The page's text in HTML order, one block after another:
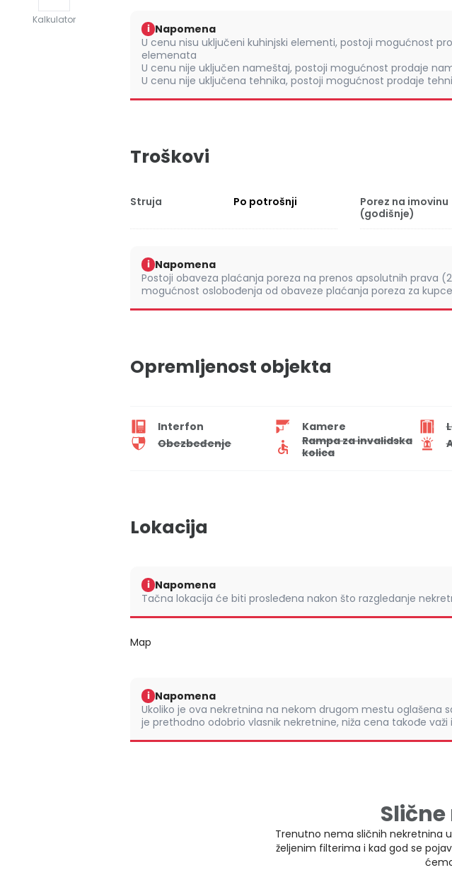
Kalkulator
i Napomena
U cenu nisu uključeni kuhinjski elementi, postoji mogućnost
elemenata
U cenu nije uključen nameštaj, postoji mogućnost prodaje
U cenu nije uključena tehnika, postoji mogućnost prodaje
Troškovi
Struja Po potrošnji
Porez na imovinu
(godišnje)
i Napomena
Postoji obaveza plaćanja poreza na prenos apsolutnih prava
mogućnost oslobođenja od obaveze plaćanja poreza za
Opremljenost objekta
Interfon Kamere
Obezbeđenje
Rampa za invalidska
kolica
Lokacija
i Napomena
Tačna lokacija će biti prosleđena nakon što razgledanje
Map
i Napomena
Ukoliko je ova nekretnina na nekom drugom mestu oglašena
je prethodno odobrio vlasnik nekretnine, niža cena takođe važi
Trenutno nema sličnih nekretnina
željenim filterima i kad god se